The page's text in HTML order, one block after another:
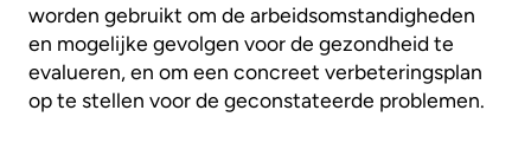
worden gebruikt om de arbeidsomstandigheden
en mogelijke gevolgen voor de gezondheid te
evalueren, en om een concreet verbeteringsplan
op te stellen voor de geconstateerde problemen.